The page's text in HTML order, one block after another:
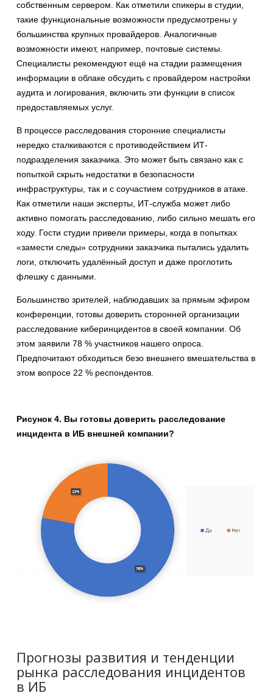
собственным сервером. Как отметили спикеры в студии,
такие функциональные возможности предусмотрены у
большинства крупных провайдеров. Аналогичные
возможности имеют, например, почтовые системы.
Специалисты рекомендуют ещё на стадии размещения
информации в облаке обсудить с провайдером настройки
аудита и логирования, включить эти функции в список
предоставляемых услуг.
В процессе расследования сторонние специалисты
нередко сталкиваются с противодействием ИТ-
подразделения заказчика. Это может быть связано как с
попыткой скрыть недостатки в безопасности
инфраструктуры, так и с соучастием сотрудников в атаке.
Как отметили наши эксперты, ИТ-служба может либо
активно помогать расследованию, либо сильно мешать его
ходу. Гости студии привели примеры, когда в попытках
«замести следы» сотрудники заказчика пытались удалить
логи, отключить удалённый доступ и даже проглотить
флешку с данными.
Большинство зрителей, наблюдавших за прямым эфиром
конференции, готовы доверить сторонней организации
расследование киберинцидентов в своей компании. Об
этом заявили 78 % участников нашего опроса.
Предпочитают обходиться безо внешнего вмешательства в
этом вопросе 22 % респондентов.
Рисунок 4. Вы готовы доверить расследование
инцидента в ИБ внешней компании?
Прогнозы развития и тенденции
рынка расследования инцидентов
в ИБ